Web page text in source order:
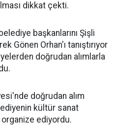
dikkat çekti.
başkanlarını Şişli
Gönen Orhan'ı tanıştırıyor
doğrudan alımlarla
doğrudan alım
kültür sanat
ediyordu.